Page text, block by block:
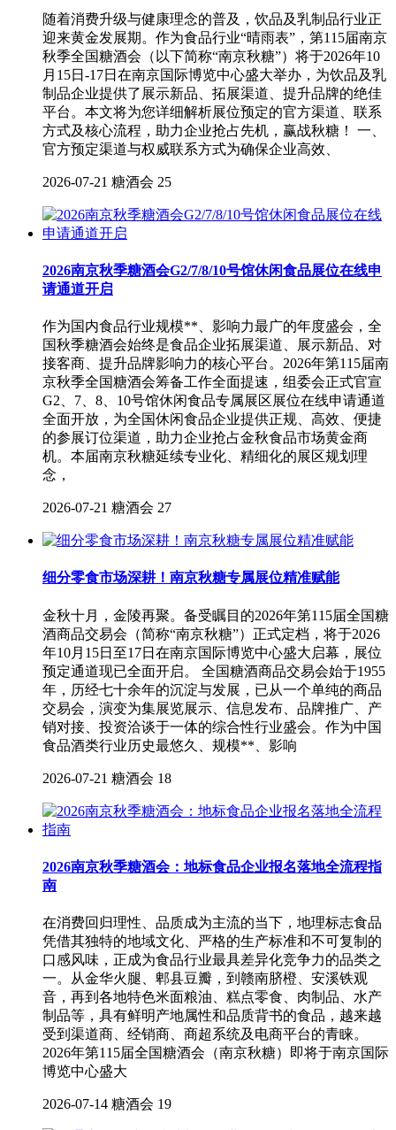
随着消费升级与健康理念的普及，饮品及乳制品行业正
迎来黄金发展期。作为食品行业“晴雨表”，第115届南京
秋季全国糖酒会（以下简称“南京秋糖”）将于2026年10
月15日-17日在南京国际博览中心盛大举办，为饮品及乳
制品企业提供了展示新品、拓展渠道、提升品牌的绝佳
平台。本文将为您详细解析展位预定的官方渠道、联系
方式及核心流程，助力企业抢占先机，赢战秋糖！ 一、
官方预定渠道与权威联系方式为确保企业高效、
2026-07-21 糖酒会 25
2026南京秋季糖酒会G2/7/8/10号馆休闲食品展位在线申
请通道开启
作为国内食品行业规模**、影响力最广的年度盛会，全
国秋季糖酒会始终是食品企业拓展渠道、展示新品、对
接客商、提升品牌影响力的核心平台。2026年第115届南
京秋季全国糖酒会筹备工作全面提速，组委会正式官宣
G2、7、8、10号馆休闲食品专属展区展位在线申请通道
全面开放，为全国休闲食品企业提供正规、高效、便捷
的参展订位渠道，助力企业抢占金秋食品市场黄金商
机。本届南京秋糖延续专业化、精细化的展区规划理
念，
2026-07-21 糖酒会 27
细分零食市场深耕！南京秋糖专属展位精准赋能
金秋十月，金陵再聚。备受瞩目的2026年第115届全国糖
酒商品交易会（简称“南京秋糖”）正式定档，将于2026
年10月15日至17日在南京国际博览中心盛大启幕，展位
预定通道现已全面开启。 全国糖酒商品交易会始于1955
年，历经七十余年的沉淀与发展，已从一个单纯的商品
交易会，演变为集展览展示、信息发布、品牌推广、产
销对接、投资洽谈于一体的综合性行业盛会。作为中国
食品酒类行业历史最悠久、规模**、影响
2026-07-21 糖酒会 18
2026南京秋季糖酒会：地标食品企业报名落地全流程指
南
在消费回归理性、品质成为主流的当下，地理标志食品
凭借其独特的地域文化、严格的生产标准和不可复制的
口感风味，正成为食品行业最具差异化竞争力的品类之
一。从金华火腿、郫县豆瓣，到赣南脐橙、安溪铁观
音，再到各地特色米面粮油、糕点零食、肉制品、水产
制品等，具有鲜明产地属性和品质背书的食品，越来越
受到渠道商、经销商、商超系统及电商平台的青睐。
2026年第115届全国糖酒会（南京秋糖）即将于南京国际
博览中心盛大
2026-07-14 糖酒会 19